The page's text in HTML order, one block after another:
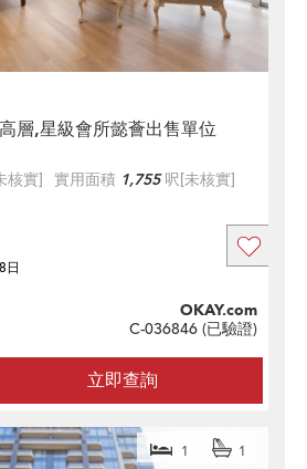
層,星級會所懿薈出售單位
核實] 實用面積 1,755呎[未核實]
立即查詢
OKAY.com
C-036846 (已驗證)
日
1 1